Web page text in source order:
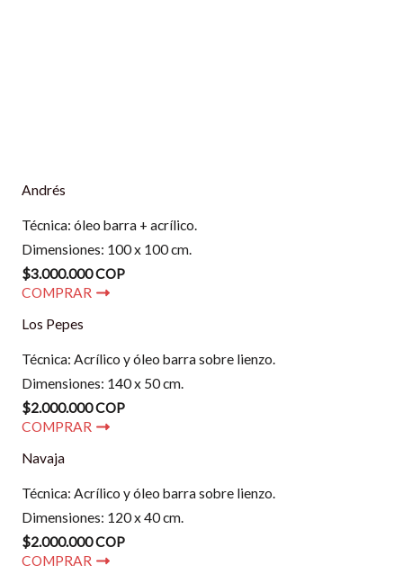
Andrés
Técnica: óleo barra + acrílico.
Dimensiones: 100 x 100 cm.
$3.000.000 COP
COMPRAR
Los Pepes
Técnica: Acrílico y óleo barra sobre lienzo.
Dimensiones: 140 x 50 cm.
$2.000.000 COP
COMPRAR
Navaja
Técnica: Acrílico y óleo barra sobre lienzo.
Dimensiones: 120 x 40 cm.
$2.000.000 COP
COMPRAR